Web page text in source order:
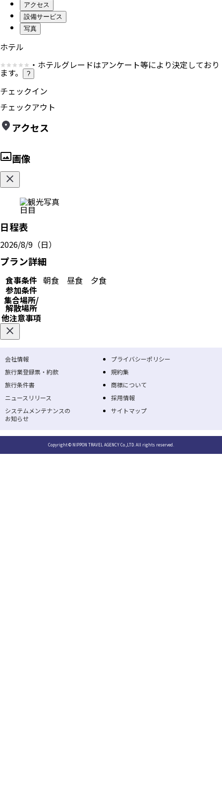
アクセス
設備サービス
写真
ホテル
・ホテルグレードはアンケート等により決定しており
ます。 ?
チェックイン
チェックアウト
アクセス
画像
日目
日程表
2026/8/9（日）
プラン詳細
食事条件 朝食 昼食 夕食
参加条件
集合場所/
解散場所
他注意事項
会社情報
プライバシーポリシー
旅行業登録票・約款
規約集
旅行条件書
商標について
ニュースリリース
採用情報
システムメンテナンスの
お知らせ
サイトマップ
Copyright © NIPPON TRAVEL AGENCY Co.,LTD. All rights reserved.